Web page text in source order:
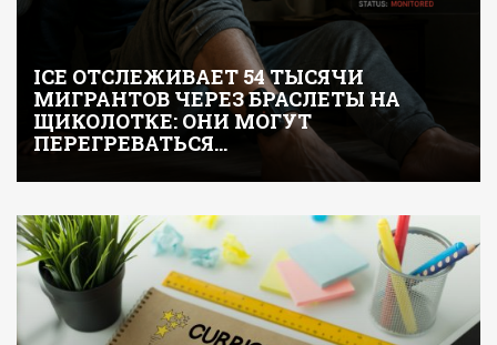
ICE ОТСЛЕЖИВАЕТ 54 ТЫСЯЧИ
МИГРАНТОВ ЧЕРЕЗ БРАСЛЕТЫ НА
ЩИКОЛОТКЕ: ОНИ МОГУТ
ПЕРЕГРЕВАТЬСЯ…